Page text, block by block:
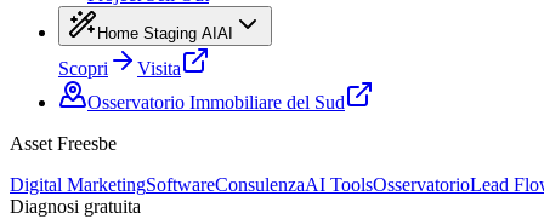
Home Staging AI AI
Scopri
Visita
Osservatorio Immobiliare del Sud
Asset Freesbe
Digital MarketingSoftwareConsulenzaAI ToolsOsservatorioLead
Diagnosi gratuita